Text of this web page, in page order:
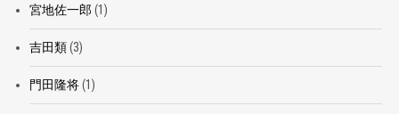
宮地佐一郎 (1)
吉田類(3)
門田隆将(1)